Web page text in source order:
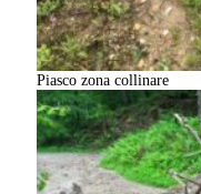
Piasco zona collinare